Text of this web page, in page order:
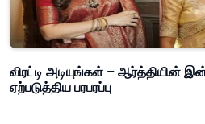
விரட்டி அடியுங்கள் – ஆர்த்தியின்
ஏற்படுத்திய பரபரப்பு